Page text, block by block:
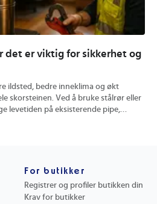
det er viktig for sikkerhet og
ildsted, bedre inneklima og økt
skorsteinen. Ved å bruke stålrør eller
levetiden på eksisterende pipe,
For butikker
Registrer og profiler butikken din
Krav for butikker